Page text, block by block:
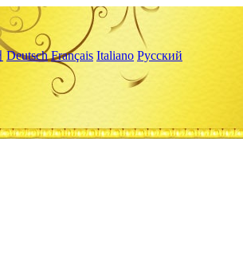
Deutsch Français Italiano Русский